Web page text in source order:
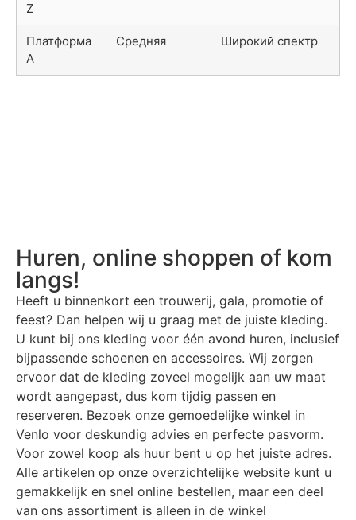
Z
Платформа
A
Средняя Широкий спектр
Huren, online shoppen of kom
langs!
Heeft u binnenkort een trouwerij, gala, promotie of
feest? Dan helpen wij u graag met de juiste kleding.
U kunt bij ons kleding voor één avond huren, inclusief
bijpassende schoenen en accessoires. Wij zorgen
ervoor dat de kleding zoveel mogelijk aan uw maat
wordt aangepast, dus kom tijdig passen en
reserveren. Bezoek onze gemoedelijke winkel in
Venlo voor deskundig advies en perfecte pasvorm.
Voor zowel koop als huur bent u op het juiste adres.
Alle artikelen op onze overzichtelijke website kunt u
gemakkelijk en snel online bestellen, maar een deel
van ons assortiment is alleen in de winkel